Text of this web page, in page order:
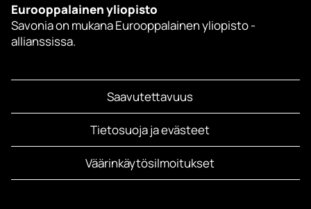
Eurooppalainen yliopisto
Savonia on mukana Eurooppalainen yliopisto -
allianssissa.
Saavutettavuus
Tietosuoja ja evästeet
Väärinkäytösilmoitukset